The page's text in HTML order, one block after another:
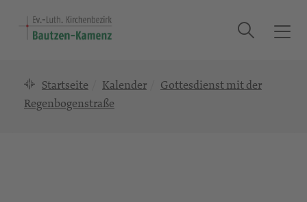
T
Suche
Startseite Kalender
Gottesdienst mit der
Regenbogenstraße